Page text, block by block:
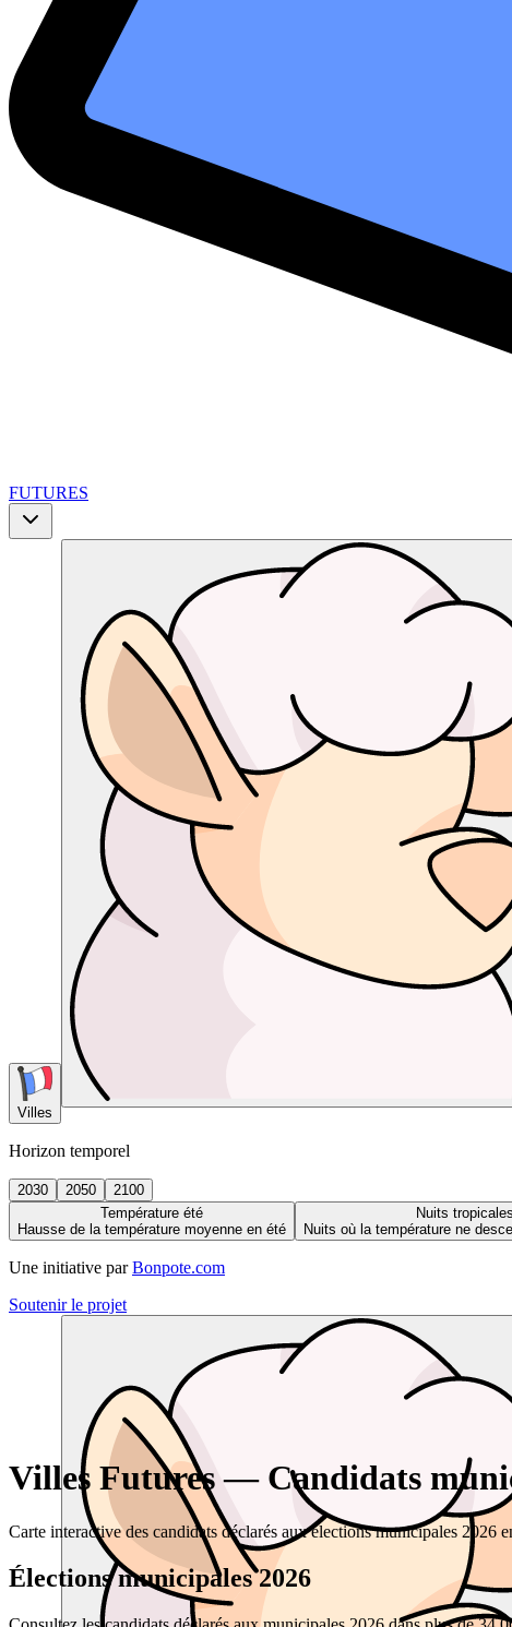
FUTURES
Villes
Horizon temporel
2030 2050
2100
Température été
Hausse de la température moyenne en été
Nuits tropicales
Nuits où la température ne
Une initiative par Bonpote.com
Soutenir le projet
Villes Futures — Candidats
Carte interactive des candidats déclarés aux élections municipales 2026
Élections municipales 2026